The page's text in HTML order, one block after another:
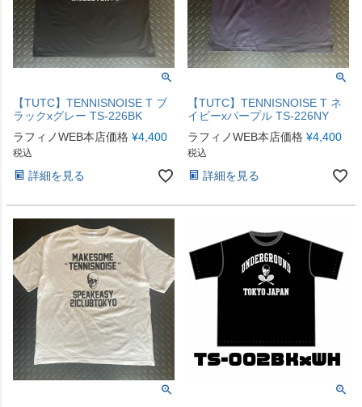
【TUTC】TENNISNOISE T ブ
ラックxグレー TS-226BK
ラフィノWEB本店価格 ¥4,400
税込
詳細を見る
【TUTC】TENNISNOISE T ネ
イビーxパープル TS-226NY
ラフィノWEB本店価格 ¥4,400
税込
詳細を見る